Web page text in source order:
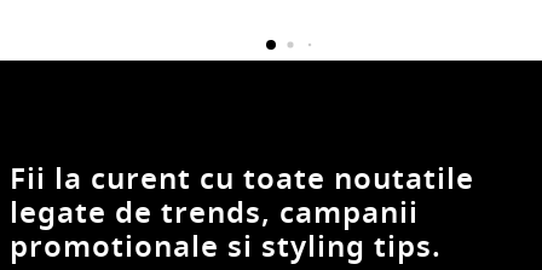
Fii la curent cu toate noutatile
legate de trends, campanii
promotionale si styling tips.